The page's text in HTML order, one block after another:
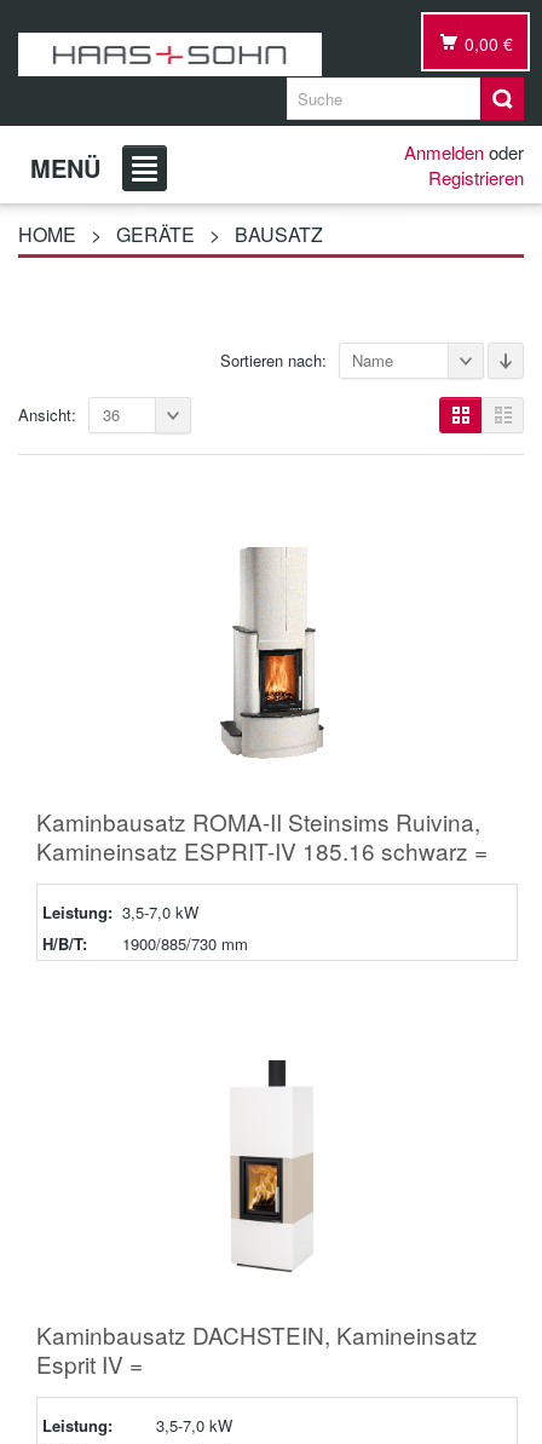
0,00 €
MENÜ Anmeldenoder
Registrieren
HOME > GERÄTE > BAUSATZ
Sortieren nach: Name
Ansicht: 36
Kaminbausatz ROMA-II Steinsims Ruivina,
Kamineinsatz ESPRIT-IV 185.16 schwarz =
Leistung: 3,5-7,0 kW
H/B/T:
1900/885/730 mm
Kaminbausatz DACHSTEIN, Kamineinsatz
Esprit IV =
Leistung:
3,5-7,0 kW